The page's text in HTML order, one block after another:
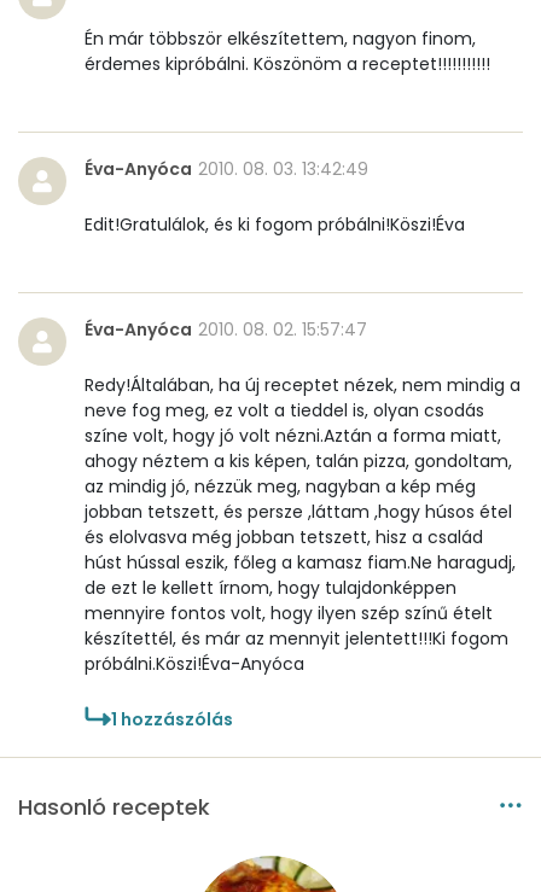
Én már többször elkészítettem, nagyon finom,
érdemes kipróbálni. Köszönöm a receptet!!!!!!!!!!!
Éva-Anyóca 2010. 08. 03. 13:42:49
Edit!Gratulálok, és ki fogom próbálni!Köszi!Éva
Éva-Anyóca 2010. 08. 02. 15:57:47
Redy!Általában, ha új receptet nézek, nem mindig a
neve fog meg, ez volt a tieddel is, olyan csodás
színe volt, hogy jó volt nézni.Aztán a forma miatt,
ahogy néztem a kis képen, talán pizza, gondoltam,
az mindig jó, nézzük meg, nagyban a kép még
jobban tetszett, és persze ,láttam ,hogy húsos étel
és elolvasva még jobban tetszett, hisz a család
húst hússal eszik, főleg a kamasz fiam.Ne haragudj,
de ezt le kellett írnom, hogy tulajdonképpen
mennyire fontos volt, hogy ilyen szép színű ételt
készítettél, és már az mennyit jelentett!!!Ki fogom
próbálni.Köszi!Éva-Anyóca
1 hozzászólás
Hasonló receptek